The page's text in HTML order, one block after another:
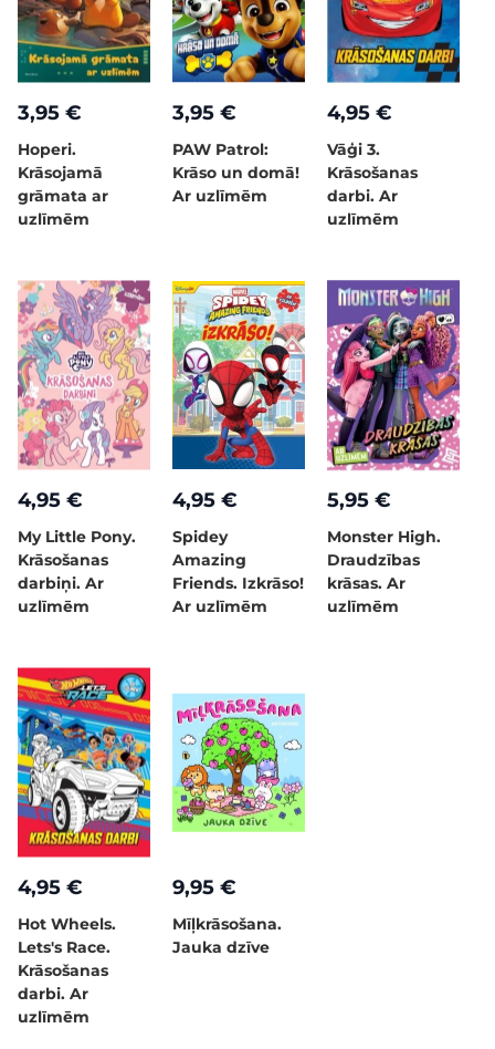
3,95 €
Hoperi.
Krāsojamā
grāmata ar
uzlīmēm
3,95 €
PAW Patrol:
Krāso un domā!
Ar uzlīmēm
4,95 €
Vāģi 3.
Krāsošanas
darbi. Ar
uzlīmēm
4,95 €
My Little Pony.
Krāsošanas
darbiņi. Ar
uzlīmēm
4,95 €
Spidey
Amazing
Friends. Izkrāso!
Ar uzlīmēm
5,95 €
Monster High.
Draudzības
krāsas. Ar
uzlīmēm
4,95 €
Hot Wheels.
Lets's Race.
Krāsošanas
darbi. Ar
uzlīmēm
9,95 €
Mīļkrāsošana.
Jauka dzīve